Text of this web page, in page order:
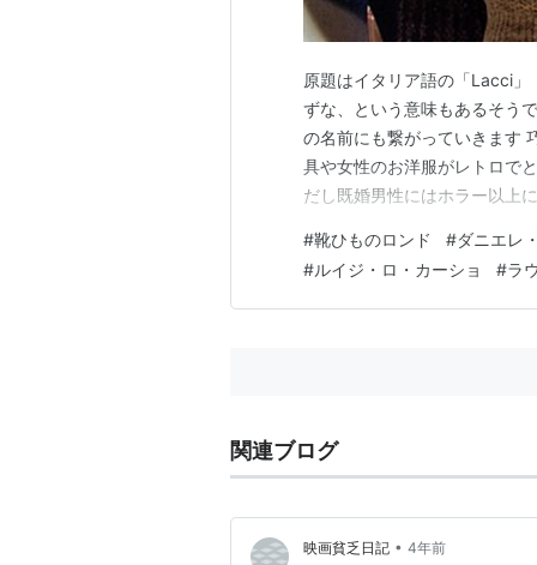
原題はイタリア語の「Lacci
ずな、という意味もあるそう
の名前にも繋がっていきます
具や女性のお洋服がレトロで
だし既婚男性にはホラー以上
ダ（小言が多い）と些細な喧
しまいます ヴァンダが「…
#靴ひものロンド #ダニエレ
#ルイジ・ロ・カーショ #ラ
関連ブログ
映画貧乏日記 • 4年前